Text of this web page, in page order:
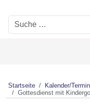
Suchen
Startseite Kalender/
Gottesdienst mit